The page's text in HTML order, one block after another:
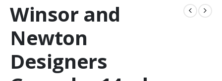
Winsor and
Newton
Designers